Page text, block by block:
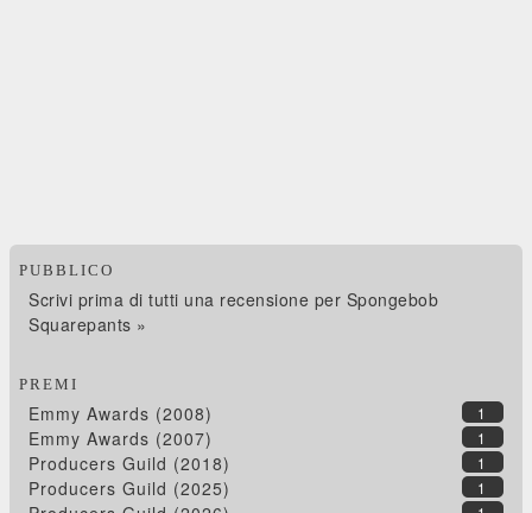
PUBBLICO
Scrivi prima di tutti una recensione per Spongebob
Squarepants »
PREMI
1
Emmy Awards (2008)
1
Emmy Awards (2007)
1
Producers Guild (2018)
1
Producers Guild (2025)